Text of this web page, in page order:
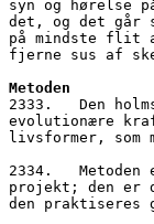
syn og hørelse
det, og det går
på mindste flit
fjerne sus af
Metoden
2333.   Den
evolutionære
livsformer, som
2334.
projekt; den er
den praktiseres